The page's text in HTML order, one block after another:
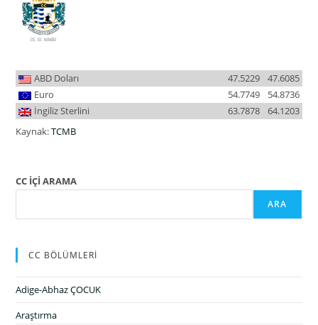
ABD Doları 47.6085
47.5229
Euro
54.8736
54.7749
İngiliz Sterlini
64.1203
63.7878
Kaynak:TCMB
CC İÇİ ARAMA
ARA
CC BÖLÜMLERİ
Adige-Abhaz ÇOCUK
Araştırma